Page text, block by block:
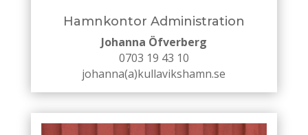
Hamnkontor Administration
Johanna Öfverberg
0703 19 43 10
johanna(a)kullavikshamn.se